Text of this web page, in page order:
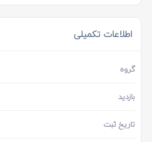
اطلاعات تکمیلی
گروه
بازدید
تاریخ ثبت